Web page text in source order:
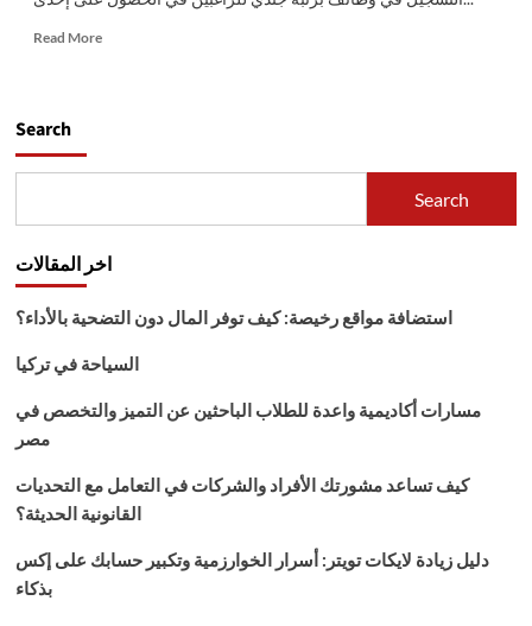
Read MoreRead
في
1443
الشروط
التقديم
Search
Search
اخر المقالات
استضافة مواقع رخيصة: كيف توفر المال دون التضحية بالأداء؟
السياحة في تركيا
مسارات أكاديمية واعدة للطلاب الباحثين عن التميز والتخصص في
مصر
كيف تساعد مشورتك الأفراد والشركات في التعامل مع التحديات
القانونية الحديثة؟
دليل زيادة لايكات تويتر: أسرار الخوارزمية وتكبير حسابك على إكس
بذكاء